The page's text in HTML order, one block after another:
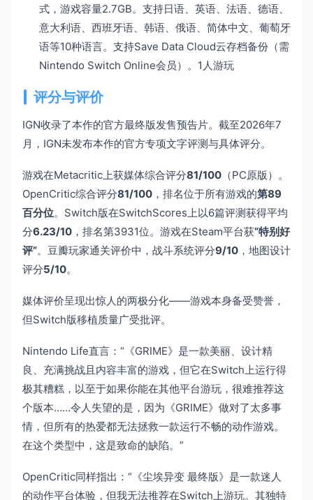
式，游戏容量2.7GB。支持日语、英语、法语、德语、
意大利语、西班牙语、韩语、俄语、简体中文、葡萄牙
语等10种语言。支持Save Data Cloud云存档备份（需
Nintendo Switch Online会员）。1人游玩
评分与评价
IGN收录了本作的官方最终版发售预告片。截至2026年7
月，IGN未发布本作的官方专项文字评测与具体评分。
游戏在Metacritic上获媒体综合评分81/100 （PC原版）。
OpenCritic综合评分81/100 ，排名位于所有游戏的第89
百分位。Switch版在SwitchScores上以6篇评测获得平均
分6.23/10 ，排名第3931位。游戏在Steam平台获“特别好
评”。豆瓣玩家通关评价中，战斗系统评分9/10 ，地图设计
评分5/10。
媒体评价呈现出惊人的两极分化——游戏本身备受赞誉，
但Switch版移植质量广受批评。
Nintendo Life直言：“《GRIME》是一款美丽、设计精
良、充满挑战且内容丰富的游戏，但它在Switch上运行得
极其糟糕，以至于如果你能在其他平台游玩，很难推荐这
个版本……令人失望的是，因为《GRIME》做对了太多事
情，但所有的热爱都无法拯救一款运行不畅的动作游戏。
在这个类型中，这是致命的缺陷。”
OpenCritic同样指出：“《尘埃异变 最终版》是一款迷人
的动作平台体验，但我无法推荐在Switch上游玩。其独特